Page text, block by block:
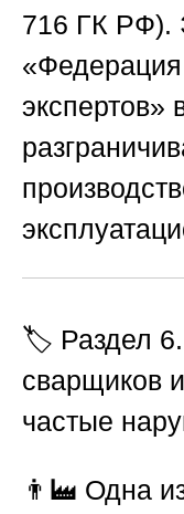
716 ГК РФ).
экспертов»
🏷️ Раздел 6.
сварщиков
частые
👨‍🏭 Одна